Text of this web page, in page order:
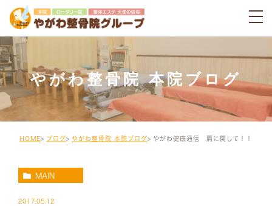
やがわ整骨院 本院ブログ
HOME ブログ やがわ整骨院 本院ブログ やがわ健康通信 肩に関して！！
MAIN
2017.05.12